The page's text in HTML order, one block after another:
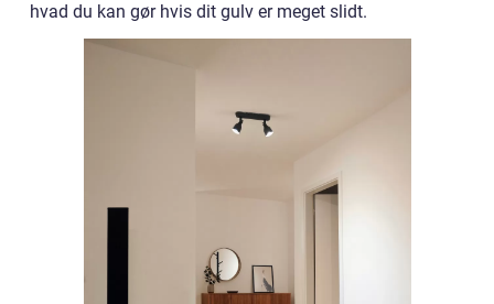
hvad du kan gør hvis dit gulv er meget slidt.